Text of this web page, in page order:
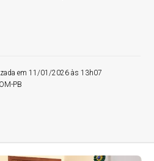
em 11/01/2026 às 13h07
PB